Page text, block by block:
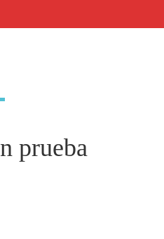
prueba